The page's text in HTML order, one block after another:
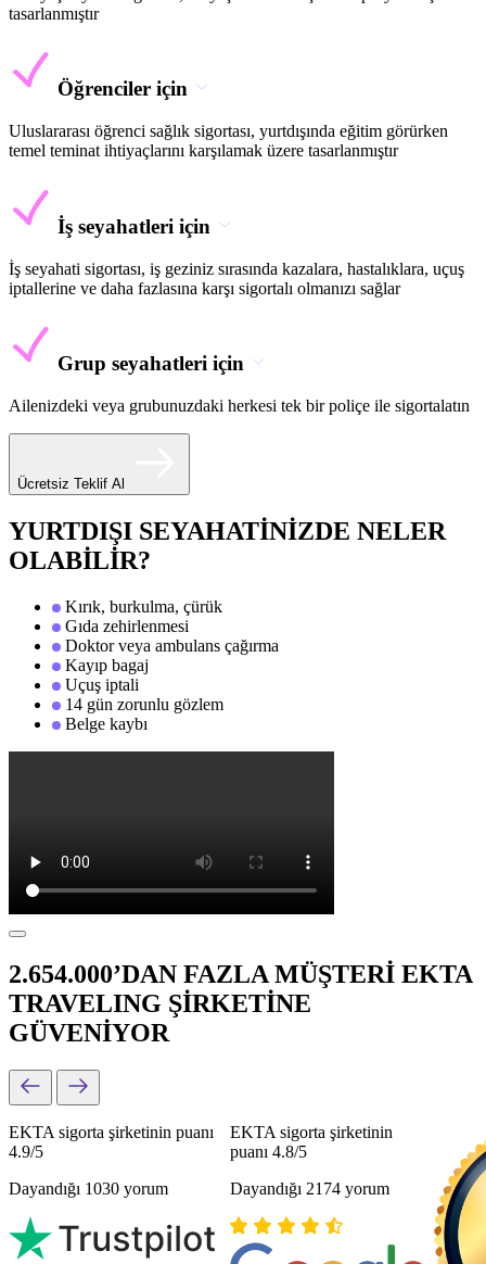
tasarlanmıştır
Öğrenciler için
Uluslararası öğrenci sağlık sigortası, yurtdışında eğitim görürken
temel teminat ihtiyaçlarını karşılamak üzere tasarlanmıştır
İş seyahatleri için
İş seyahati sigortası, iş geziniz sırasında kazalara, hastalıklara, uçuş
iptallerine ve daha fazlasına karşı sigortalı olmanızı sağlar
Grup seyahatleri için
Ailenizdeki veya grubunuzdaki herkesi tek bir poliçe ile sigortalatın
Ücretsiz Teklif Al
YURTDIŞI SEYAHATİNİZDE NELER
OLABİLİR?
Kırık, burkulma, çürük
Gıda zehirlenmesi
Doktor veya ambulans çağırma
Kayıp bagaj
Uçuş iptali
14 gün zorunlu gözlem
Belge kaybı
2.654.000’DAN FAZLA MÜŞTERİ EKTA
TRAVELING ŞİRKETİNE
GÜVENİYOR
EKTA sigorta şirketinin puanı
4.9/5
Dayandığı 1030 yorum
EKTA sigorta şirketinin
puanı 4.8/5
Dayandığı 2174 yorum